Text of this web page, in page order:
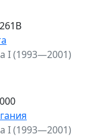
I (1993—2001)
I (1993—2001)